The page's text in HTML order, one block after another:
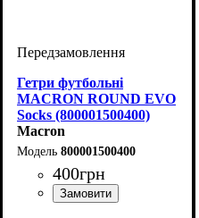
Гетри футбольні
MACRON ROUND EVO
Socks (800001500400)
Macron
800001500400
400грн